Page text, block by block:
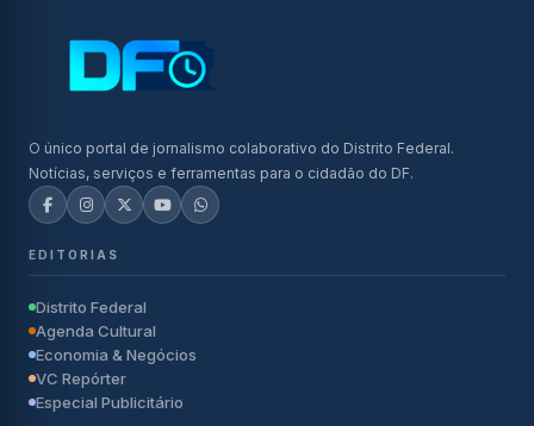
O único portal de jornalismo colaborativo do Distrito Federal.
Notícias, serviços e ferramentas para o cidadão do DF.
EDITORIAS
Distrito Federal
Agenda Cultural
Economia & Negócios
VC Repórter
Especial Publicitário